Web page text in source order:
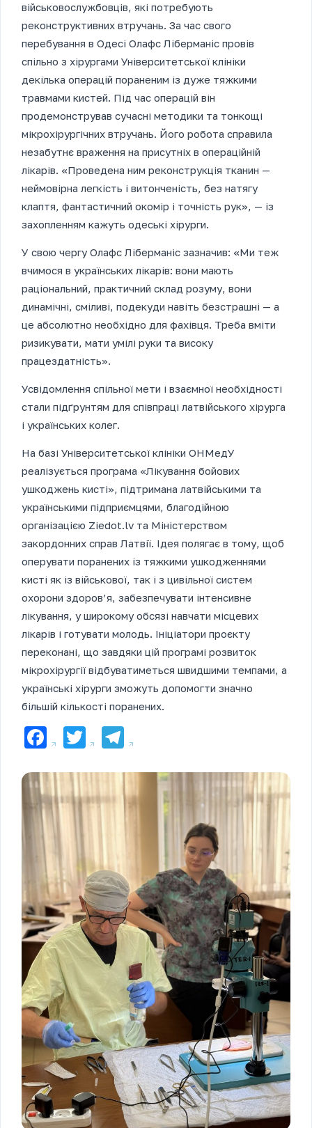
військовослужбовців, які потребують
реконструктивних втручань. За час свого
перебування в Одесі Олафс Ліберманіс провів
спільно з хірургами Університетської клініки
декілька операцій пораненим із дуже тяжкими
травмами кистей. Під час операцій він
продемонстрував сучасні методики та тонкощі
мікрохірургічних втручань. Його робота справила
незабутнє враження на присутніх в операційній
лікарів. «Проведена ним реконструкція тканин —
неймовірна легкість і витонченість, без натягу
клаптя, фантастичний окомір і точність рук», — із
захопленням кажуть одеські хірурги.
У свою чергу Олафс Ліберманіс зазначив: «Ми теж
вчимося в українських лікарів: вони мають
раціональний, практичний склад розуму, вони
динамічні, сміливі, подекуди навіть безстрашні — а
це абсолютно необхідно для фахівця. Треба вміти
ризикувати, мати умілі руки та високу
працездатність».
Усвідомлення спільної мети і взаємної необхідності
стали підґрунтям для співпраці латвійського хірурга
і українських колег.
На базі Університетської клініки ОНМедУ
реалізується програма «Лікування бойових
ушкоджень кисті», підтримана латвійськими та
українськими підприємцями, благодійною
організацією Ziedot.lv та Міністерством
закордонних справ Латвії. Ідея полягає в тому, щоб
оперувати поранених із тяжкими ушкодженнями
кисті як із військової, так і з цивільної систем
охорони здоров’я, забезпечувати інтенсивне
лікування, у широкому обсязі навчати місцевих
лікарів і готувати молодь. Ініціатори проєкту
переконані, що завдяки цій програмі розвиток
мікрохірургії відбуватиметься швидшими темпами, а
українські хірурги зможуть допомогти значно
більшій кількості поранених.
Facebook
TwitterTelegram